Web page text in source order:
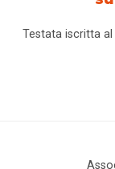
Testata iscritta al